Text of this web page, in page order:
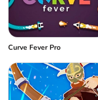
Curve Fever Pro